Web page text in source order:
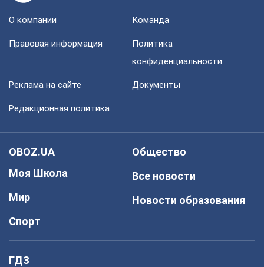
О компании Команда
Правовая информация
Политика
конфиденциальности
Реклама на сайте Документы
Редакционная политика
OBOZ.UA
Моя Школа
Мир
Спорт
Общество
Все новости
Новости образования
ГДЗ